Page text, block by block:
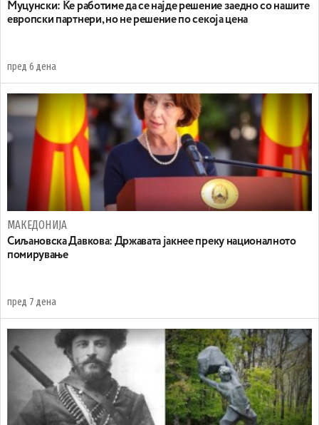
Муцунски: Ќе работиме да се најде решение заедно со нашите
европски партнери, но не решение по секоја цена
пред 6 дена
МАКЕДОНИЈА
Сиљановска Давкова: Државата јакнее преку националното
помирување
пред 7 дена